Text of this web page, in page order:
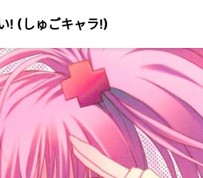
! (しゅごキャラ!)